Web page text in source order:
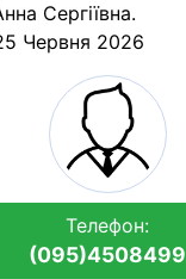
Сергіївна.
Червня 2026
Телефон:
(095)4508499